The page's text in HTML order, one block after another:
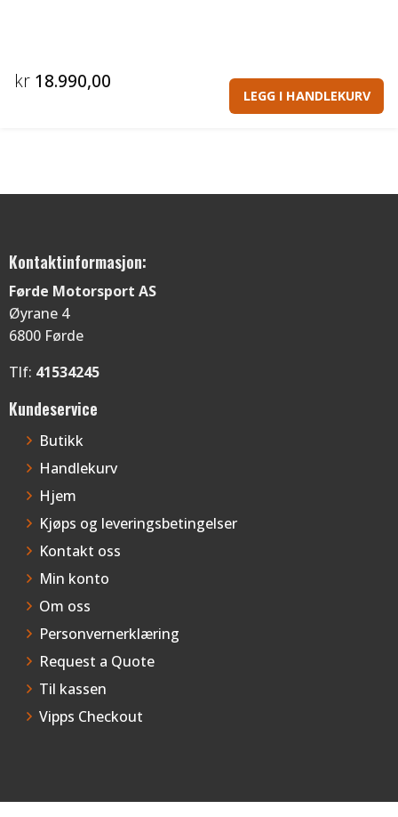
kr 18.990,00
LEGG I HANDLEKURV
Kontaktinformasjon:
Førde Motorsport AS
Øyrane 4
6800 Førde
Tlf: 41534245
Kundeservice
Butikk
Handlekurv
Hjem
Kjøps og leveringsbetingelser
Kontakt oss
Min konto
Om oss
Personvernerklæring
Request a Quote
Til kassen
Vipps Checkout